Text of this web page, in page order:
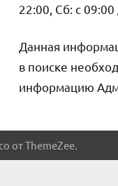
22:00, Сб: с
Данная
в поиске
информацию
от ThemeZee.